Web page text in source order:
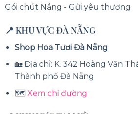
Gói chút Nắng - Gửi yêu thương
📍 KHU VỰC ĐÀ NẴNG
Shop Hoa Tươi Đà Nẵng
🏡 Địa chỉ: K. 342 Hoàng Văn
Thành phố Đà Nẵng
🗺️Xem chỉ đường